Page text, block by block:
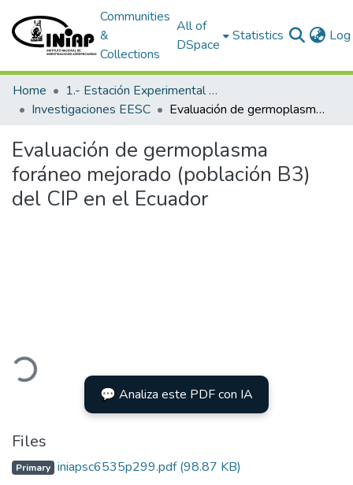
Communities
&
Collections
All of
DSpace
Statistics
Home
1.- Estación Experimental Santa Catalina
Investigaciones EESC
Evaluación de germoplasma foráneo mejorado (población B3) del CIP en el Ecuador
Evaluación de germoplasma
foráneo mejorado (población B3)
del CIP en el Ecuador
💬 Analiza este PDF con IA
Files
Primary iniapsc6535p299.pdf(98.87 KB)